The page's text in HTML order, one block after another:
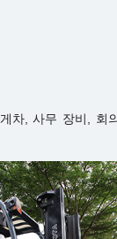
차, 사무 장비, 회